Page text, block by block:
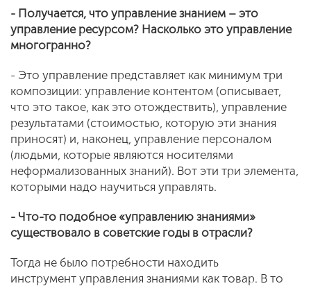
- Получается, что управление знанием – это
управление ресурсом? Насколько это управление
многогранно?
- Это управление представляет как минимум три
композиции: управление контентом (описывает,
что это такое, как это отождествить), управление
результатами (стоимостью, которую эти знания
приносят) и, наконец, управление персоналом
(людьми, которые являются носителями
неформализованных знаний). Вот эти три элемента,
которыми надо научиться управлять.
- Что-то подобное «управлению знаниями»
существовало в советские годы в отрасли?
Тогда не было потребности находить
инструмент управления знаниями как товар. В то